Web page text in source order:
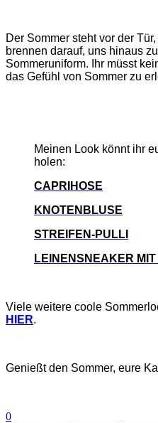
Der Sommer steht vor der
brennen darauf, uns hinaus
Sommeruniform. Ihr müsst
das Gefühl von Sommer zu
Meinen Look könnt ihr
holen:
CAPRIHOSE
KNOTENBLUSE
STREIFEN-PULLI
LEINENSNEAKER
Viele weitere coole
HIER.
Genießt den Sommer, eure
0